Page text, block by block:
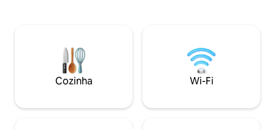
“Noite brilhante” (com champanhe).
Perfeito para surpreender seu parceiro!
(Detalhes e preços na seção “Outras
observações” abaixo 👇).
Cozinha Wi-Fi